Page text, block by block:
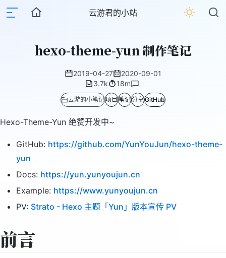
云游君的小站
hexo-theme-yun 制作笔记
2019-04-27
2020-09-01
3.7k
18m
云游的小笔记项目笔记分享GitHub
Hexo-Theme-Yun 绝赞开发中~
GitHub: https://github.com/YunYouJun/hexo-theme-
yun
Docs: https://yun.yunyoujun.cn
Example: https://www.yunyoujun.cn
PV: Strato - Hexo 主题「Yun」版本宣传 PV
前言